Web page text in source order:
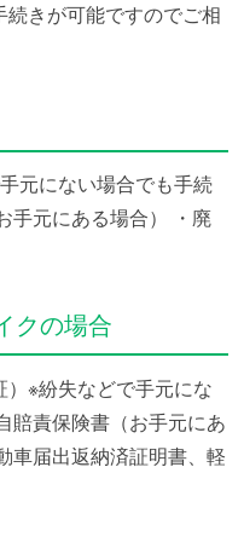
きが可能ですのでご相
元にない場合でも手続
手元にある場合）
・廃
クの場合
）※紛失などで手元にな
賠責保険書（お手元にあ
車届出返納済証明書、軽